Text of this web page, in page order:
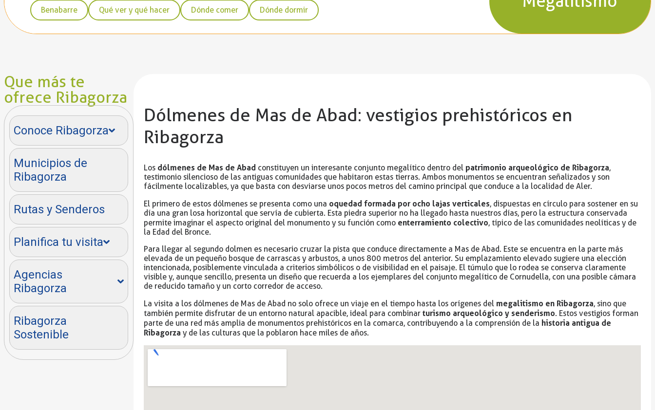
Benabarre Qué ver y qué hacer Dónde comer Dónde dormir
Que más te
ofrece Ribagorza
Conoce Ribagorza
Municipios de
Ribagorza
Rutas y Senderos
Planifica tu visita
Agencias
Ribagorza
Ribagorza
Sostenible
Dólmenes de Mas de Abad: vestigios prehistóricos en
Ribagorza
Los dólmenes de Mas de Abad constituyen un interesante conjunto megalítico dentro del patrimonio arqueológico de Ribagorza,
testimonio silencioso de las antiguas comunidades que habitaron estas tierras. Ambos monumentos se encuentran señalizados y son
fácilmente localizables, ya que basta con desviarse unos pocos metros del camino principal que conduce a la localidad de Aler.
El primero de estos dólmenes se presenta como una oquedad formada por ocho lajas verticales, dispuestas en círculo para sostener en su
día una gran losa horizontal que servía de cubierta. Esta piedra superior no ha llegado hasta nuestros días, pero la estructura conservada
permite imaginar el aspecto original del monumento y su función como enterramiento colectivo, típico de las comunidades neolíticas y de
la Edad del Bronce.
Para llegar al segundo dolmen es necesario cruzar la pista que conduce directamente a Mas de Abad. Este se encuentra en la parte más
elevada de un pequeño bosque de carrascas y arbustos, a unos 800 metros del anterior. Su emplazamiento elevado sugiere una elección
intencionada, posiblemente vinculada a criterios simbólicos o de visibilidad en el paisaje. El túmulo que lo rodea se conserva claramente
visible y, aunque sencillo, presenta un diseño que recuerda a los ejemplares del conjunto megalítico de Cornudella, con una posible cámara
de reducido tamaño y un corto corredor de acceso.
La visita a los dólmenes de Mas de Abad no solo ofrece un viaje en el tiempo hasta los orígenes del megalitismo en Ribagorza, sino que
también permite disfrutar de un entorno natural apacible, ideal para combinar turismo arqueológico y senderismo. Estos vestigios forman
parte de una red más amplia de monumentos prehistóricos en la comarca, contribuyendo a la comprensión de la historia antigua de
Ribagorza y de las culturas que la poblaron hace miles de años.